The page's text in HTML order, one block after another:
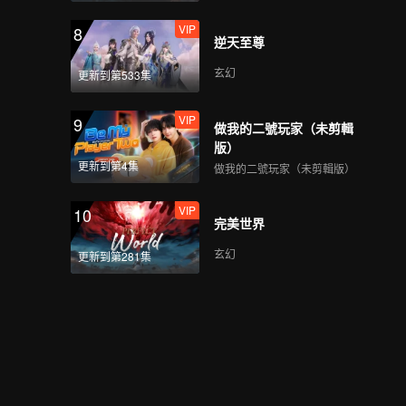
8
更新到第533集
VIP
逆天至尊
玄幻
9
更新到第4集
VIP
做我的二號玩家（未剪輯
版）
做我的二號玩家（未剪輯版）
10
更新到第281集
VIP
完美世界
玄幻